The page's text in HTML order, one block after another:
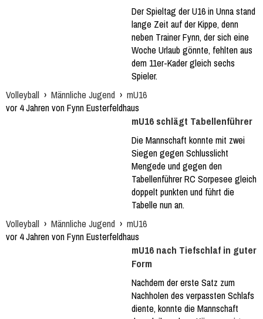
Der Spieltag der U16 in Unna stand
lange Zeit auf der Kippe, denn
neben Trainer Fynn, der sich eine
Woche Urlaub gönnte, fehlten aus
dem 11er-Kader gleich sechs
Spieler.
Volleyball › Männliche Jugend › mU16
vor 4 Jahren von Fynn Eusterfeldhaus
mU16 schlägt Tabellenführer
Die Mannschaft konnte mit zwei
Siegen gegen Schlusslicht
Mengede und gegen den
Tabellenführer RC Sorpesee gleich
doppelt punkten und führt die
Tabelle nun an.
Volleyball › Männliche Jugend › mU16
vor 4 Jahren von Fynn Eusterfeldhaus
mU16 nach Tiefschlaf in guter
Form
Nachdem der erste Satz zum
Nachholen des verpassten Schlafs
diente, konnte die Mannschaft